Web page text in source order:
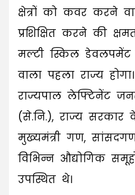
क्षेत्रों को कवर करने
प्रशिक्षित करने की
मल्टी स्किल डेवलपमेंट
वाला पहला राज्य
राज्यपाल लेफ्टिनेंट
(से.नि.), राज्य सरकार
मुख्यमंत्री गण,
विभिन्न औद्योगिक
उपस्थित थे।